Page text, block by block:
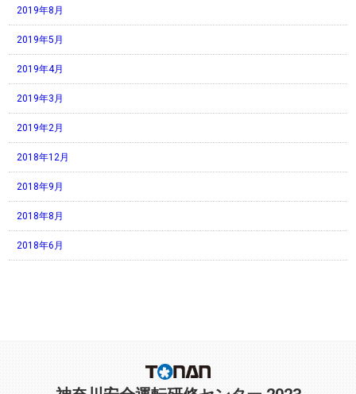
2019年8月
2019年5月
2019年4月
2019年3月
2019年2月
2018年12月
2018年9月
2018年8月
2018年6月